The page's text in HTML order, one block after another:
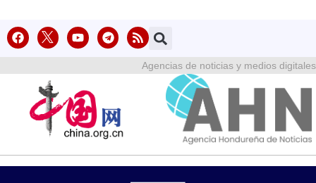
Agencias de noticias y medios digitales